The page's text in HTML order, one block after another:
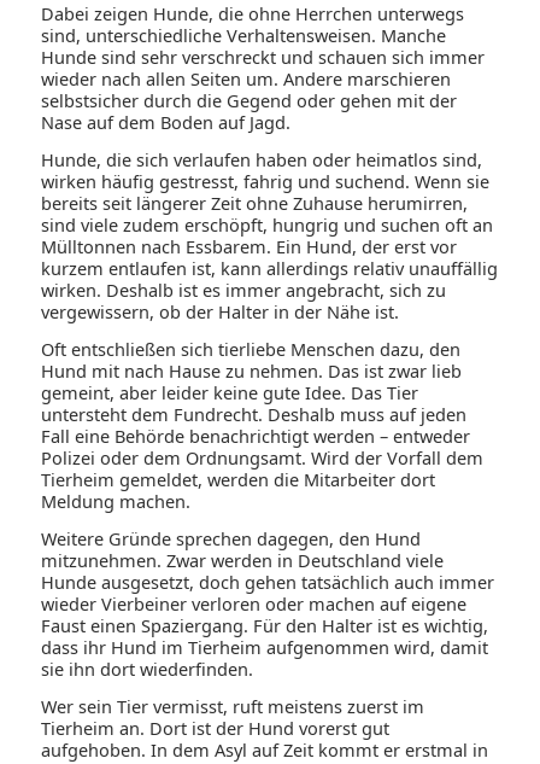
Dabei zeigen Hunde, die ohne Herrchen unterwegs
sind, unterschiedliche Verhaltensweisen. Manche
Hunde sind sehr verschreckt und schauen sich immer
wieder nach allen Seiten um. Andere marschieren
selbstsicher durch die Gegend oder gehen mit der
Nase auf dem Boden auf Jagd.
Hunde, die sich verlaufen haben oder heimatlos sind,
wirken häufig gestresst, fahrig und suchend. Wenn sie
bereits seit längerer Zeit ohne Zuhause herumirren,
sind viele zudem erschöpft, hungrig und suchen oft an
Mülltonnen nach Essbarem. Ein Hund, der erst vor
kurzem entlaufen ist, kann allerdings relativ unauffällig
wirken. Deshalb ist es immer angebracht, sich zu
vergewissern, ob der Halter in der Nähe ist.
Oft entschließen sich tierliebe Menschen dazu, den
Hund mit nach Hause zu nehmen. Das ist zwar lieb
gemeint, aber leider keine gute Idee. Das Tier
untersteht dem Fundrecht. Deshalb muss auf jeden
Fall eine Behörde benachrichtigt werden – entweder
Polizei oder dem Ordnungsamt. Wird der Vorfall dem
Tierheim gemeldet, werden die Mitarbeiter dort
Meldung machen.
Weitere Gründe sprechen dagegen, den Hund
mitzunehmen. Zwar werden in Deutschland viele
Hunde ausgesetzt, doch gehen tatsächlich auch immer
wieder Vierbeiner verloren oder machen auf eigene
Faust einen Spaziergang. Für den Halter ist es wichtig,
dass ihr Hund im Tierheim aufgenommen wird, damit
sie ihn dort wiederfinden.
Wer sein Tier vermisst, ruft meistens zuerst im
Tierheim an. Dort ist der Hund vorerst gut
aufgehoben. In dem Asyl auf Zeit kommt er erstmal in